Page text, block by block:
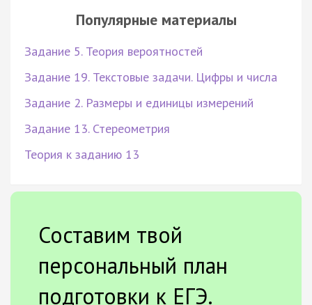
Популярные материалы
Задание 5. Теория вероятностей
Задание 19. Текстовые задачи. Цифры и числа
Задание 2. Размеры и единицы измерений
Задание 13. Стереометрия
Теория к заданию 13
Составим твой
персональный план
подготовки к ЕГЭ.